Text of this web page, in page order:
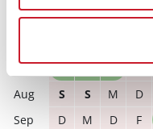
frei belegt
M
D F S
S
S M D
D
M D F